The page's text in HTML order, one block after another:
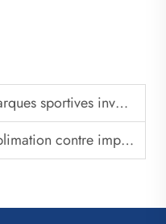
dans des programmes de maillots personnalisés
sérigraphique pour les maillots de football